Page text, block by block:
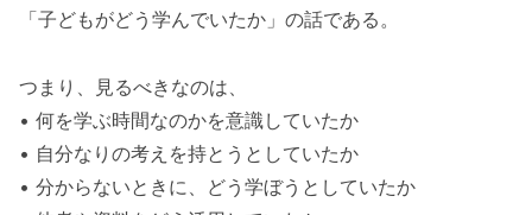
「子どもがどう学んでいたか」の話である。
つまり、見るべきなのは、
• 何を学ぶ時間なのかを意識していたか
• 自分なりの考えを持とうとしていたか
• 分からないときに、どう学ぼうとしていたか